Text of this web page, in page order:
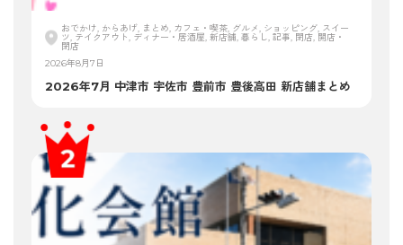
おでかけ, からあげ, まとめ, カフェ・喫茶, グルメ, ショッピング, スイー
ツ, テイクアウト, ディナー・居酒屋, 新店舗, 暮らし, 記事, 閉店, 開店・
閉店
2026年8月7日
2026年7月 中津市 宇佐市 豊前市 豊後高田 新店舗まとめ